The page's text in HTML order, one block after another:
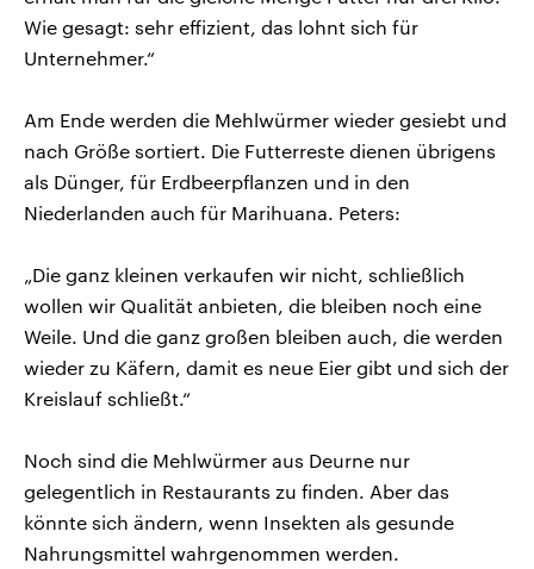
Wie gesagt: sehr effizient, das lohnt sich für
Unternehmer.“
Am Ende werden die Mehlwürmer wieder gesiebt und
nach Größe sortiert. Die Futterreste dienen übrigens
als Dünger, für Erdbeerpflanzen und in den
Niederlanden auch für Marihuana. Peters:
„Die ganz kleinen verkaufen wir nicht, schließlich
wollen wir Qualität anbieten, die bleiben noch eine
Weile. Und die ganz großen bleiben auch, die werden
wieder zu Käfern, damit es neue Eier gibt und sich der
Kreislauf schließt.“
Noch sind die Mehlwürmer aus Deurne nur
gelegentlich in Restaurants zu finden. Aber das
könnte sich ändern, wenn Insekten als gesunde
Nahrungsmittel wahrgenommen werden.